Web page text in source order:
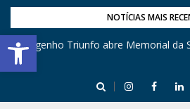
Barra de Ferramentas Aberta
NOTÍCIAS MAIS
Engenho Triunfo abre Memorial da